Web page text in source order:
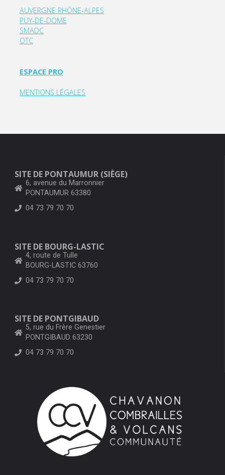
AUVERGNE RHÔNE-ALPES
PUY-DE-DOME
SMADC
OTC
ESPACE PRO
MENTIONS LÉGALES
SITE DE PONTAUMUR (SIÈGE)
6, avenue du Marronnier
PONTAUMUR 63380
04 73 79 70 70
SITE DE BOURG-LASTIC
4, route de Tulle
BOURG-LASTIC 63760
04 73 79 70 70
SITE DE PONTGIBAUD
5, rue du Frère Genestier
PONTGIBAUD 63230
04 73 79 70 70